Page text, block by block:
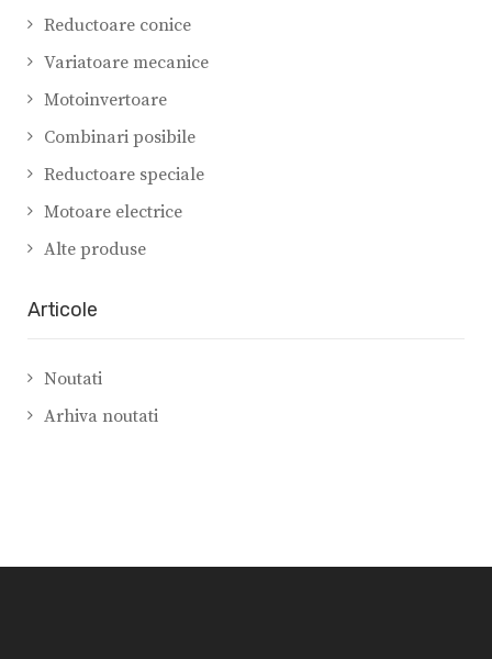
Reductoare conice
Variatoare mecanice
Motoinvertoare
Combinari posibile
Reductoare speciale
Motoare electrice
Alte produse
Articole
Noutati
Arhiva noutati